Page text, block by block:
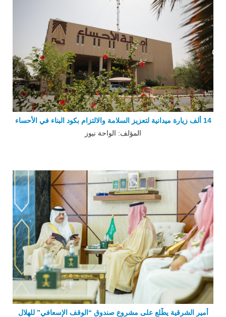
14 ألف زيارة ميدانية لتعزيز السلامة والالتزام بكود البناء في الأحساء
المؤلف: الواحة نيوز
أمير الشرقية يطّلع على مشروع صندوق “الوقف الإسعافي” للهلال